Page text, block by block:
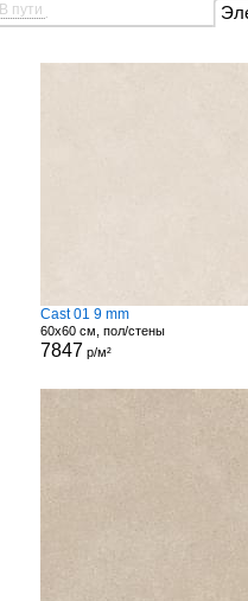
В пути
Cast 01 9 mm
60x60 см, пол/стены
7847 р/м²